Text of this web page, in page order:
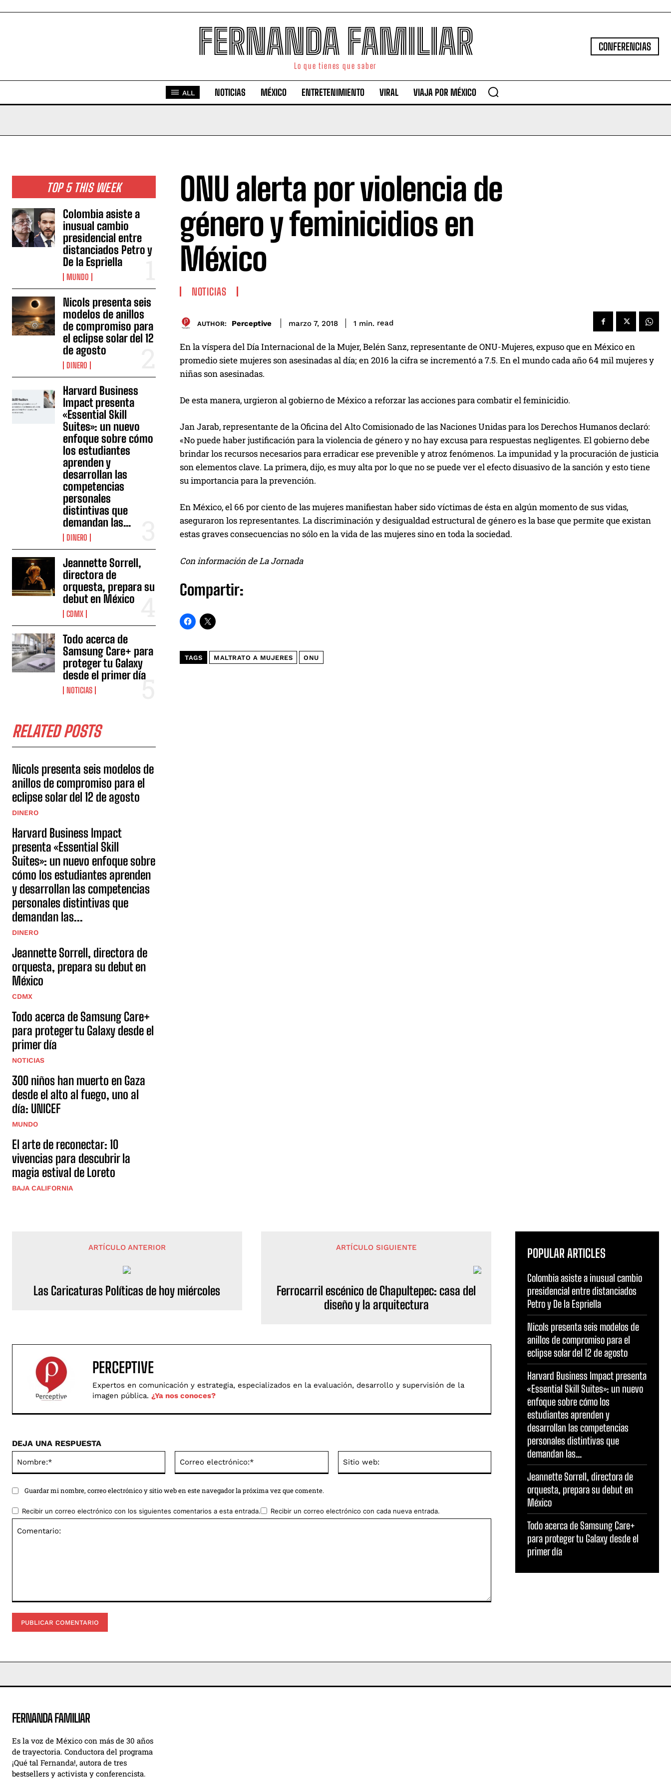
FERNANDA FAMILIAR
Lo que tienes que saber
CONFERENCIAS
ALL NOTICIAS MÉXICO ENTRETENIMIENTO VIRAL VIAJA POR MÉXICO
TOP 5 THIS WEEK
Colombia asiste a
inusual cambio
presidencial entre
distanciados Petro y
De la Espriella
MUNDO
Nicols presenta seis
modelos de anillos
de compromiso para
el eclipse solar del 12
de agosto
DINERO
Harvard Business
Impact presenta
«Essential Skill
Suites»: un nuevo
enfoque sobre cómo
los estudiantes
aprenden y
desarrollan las
competencias
personales
distintivas que
demandan las...
DINERO
Jeannette Sorrell,
directora de
orquesta, prepara su
debut en México
CDMX
Todo acerca de
Samsung Care+ para
proteger tu Galaxy
desde el primer día
NOTICIAS
RELATED POSTS
Nicols presenta seis modelos de
anillos de compromiso para el
eclipse solar del 12 de agosto
DINERO
Harvard Business Impact
presenta «Essential Skill
Suites»: un nuevo enfoque sobre
cómo los estudiantes aprenden
y desarrollan las competencias
personales distintivas que
demandan las...
DINERO
Jeannette Sorrell, directora de
orquesta, prepara su debut en
México
CDMX
Todo acerca de Samsung Care+
para proteger tu Galaxy desde el
primer día
NOTICIAS
300 niños han muerto en Gaza
desde el alto al fuego, uno al
día: UNICEF
MUNDO
El arte de reconectar: 10
vivencias para descubrir la
magia estival de Loreto
BAJA CALIFORNIA
ONU alerta por violencia de
género y feminicidios en
México
NOTICIAS
AUTHOR: Perceptive marzo 7, 2018 1 min. read
En la víspera del Día Internacional de la Mujer, Belén Sanz, representante de ONU-Mujeres, expuso que en México en
promedio siete mujeres son asesinadas al día; en 2016 la cifra se incrementó a 7.5. En el mundo cada año 64 mil mujeres y
niñas son asesinadas.
De esta manera, urgieron al gobierno de México a reforzar las acciones para combatir el feminicidio.
Jan Jarab, representante de la Oficina del Alto Comisionado de las Naciones Unidas para los Derechos Humanos declaró:
«No puede haber justificación para la violencia de género y no hay excusa para respuestas negligentes. El gobierno debe
brindar los recursos necesarios para erradicar ese prevenible y atroz fenómenos. La impunidad y la procuración de justicia
son elementos clave. La primera, dijo, es muy alta por lo que no se puede ver el efecto disuasivo de la sanción y esto tiene
su importancia para la prevención.
En México, el 66 por ciento de las mujeres manifiestan haber sido víctimas de ésta en algún momento de sus vidas,
aseguraron los representantes. La discriminación y desigualdad estructural de género es la base que permite que existan
estas graves consecuencias no sólo en la vida de las mujeres sino en toda la sociedad.
Con información de La Jornada
Compartir:
TAGS MALTRATO A MUJERES ONU
ARTÍCULO ANTERIOR
Las Caricaturas Políticas de hoy miércoles
ARTÍCULO SIGUIENTE
Ferrocarril escénico de Chapultepec: casa del
diseño y la arquitectura
PERCEPTIVE
Expertos en comunicación y estrategia, especializados en la evaluación, desarrollo y supervisión de la
imagen pública. ¿Ya nos conoces?
DEJA UNA RESPUESTA
electrónico:*
Guardar mi nombre, correo electrónico y sitio web en este navegador la próxima vez que comente.
Recibir un correo electrónico con los siguientes comentarios a esta entrada. Recibir un correo electrónico con cada nueva entrada.
POPULAR ARTICLES
Colombia asiste a inusual cambio
presidencial entre distanciados
Petro y De la Espriella
Nicols presenta seis modelos de
anillos de compromiso para el
eclipse solar del 12 de agosto
Harvard Business Impact presenta
«Essential Skill Suites»: un nuevo
enfoque sobre cómo los
estudiantes aprenden y
desarrollan las competencias
personales distintivas que
demandan las...
Jeannette Sorrell, directora de
orquesta, prepara su debut en
México
Todo acerca de Samsung Care+
para proteger tu Galaxy desde el
primer día
FERNANDA FAMILIAR
Es la voz de México con más de 30 años
de trayectoria. Conductora del programa
¡Qué tal Fernanda!, autora de tres
bestsellers y activista y conferencista.